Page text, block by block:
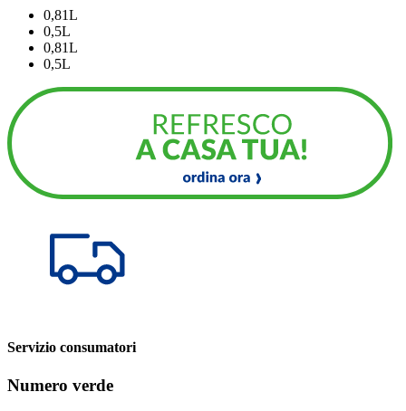
0,81L
0,5L
0,81L
0,5L
Servizio consumatori
Numero verde